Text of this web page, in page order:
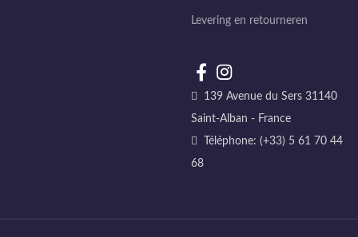
Levering en retourneren
139 Avenue du Sers 31140
Saint-Alban - France
Téléphone: (+33) 5 61 70 44
68